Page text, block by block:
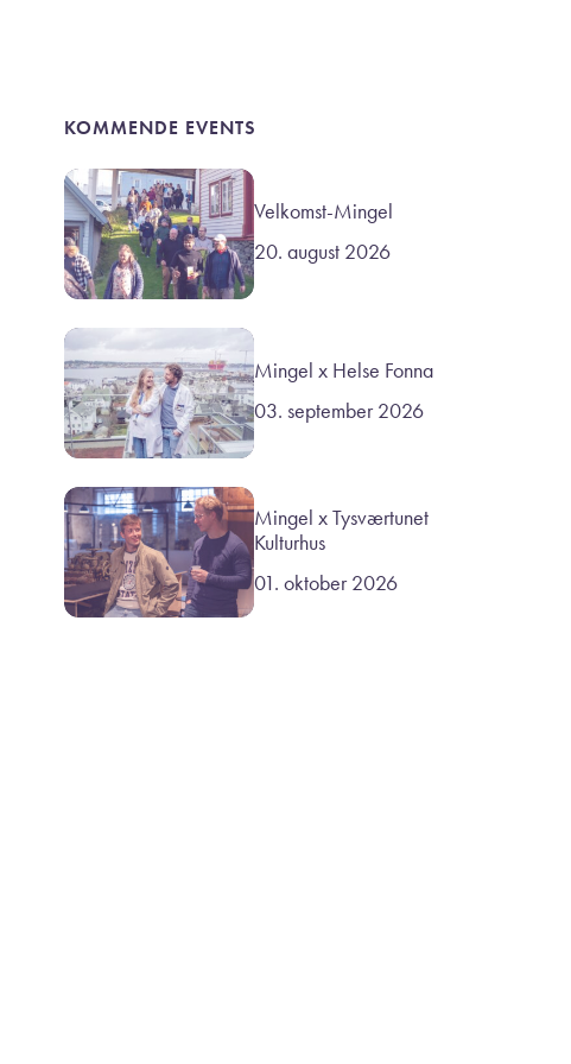
KOMMENDE EVENTS
Velkomst-Mingel
20. august 2026
Mingel x Helse Fonna
03. september 2026
Mingel x Tysværtunet
Kulturhus
01. oktober 2026